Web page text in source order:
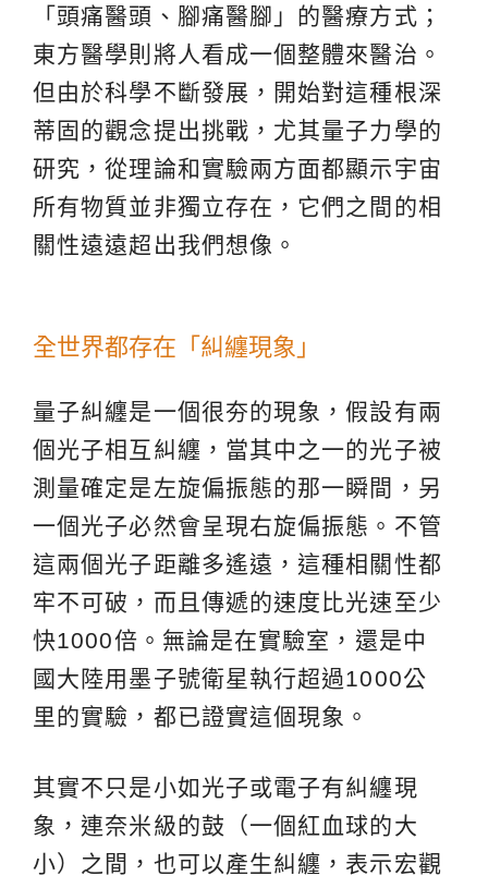
「頭痛醫頭、腳痛醫腳」的醫療方式；
東方醫學則將人看成一個整體來醫治。
但由於科學不斷發展，開始對這種根深
蒂固的觀念提出挑戰，尤其量子力學的
研究，從理論和實驗兩方面都顯示宇宙
所有物質並非獨立存在，它們之間的相
關性遠遠超出我們想像。
全世界都存在「糾纏現象」
量子糾纏是一個很夯的現象，假設有兩
個光子相互糾纏，當其中之一的光子被
測量確定是左旋偏振態的那一瞬間，另
一個光子必然會呈現右旋偏振態。不管
這兩個光子距離多遙遠，這種相關性都
牢不可破，而且傳遞的速度比光速至少
快1000倍。無論是在實驗室，還是中
國大陸用墨子號衛星執行超過1000公
里的實驗，都已證實這個現象。
其實不只是小如光子或電子有糾纏現
象，連奈米級的鼓（一個紅血球的大
小）之間，也可以產生糾纏，表示宏觀